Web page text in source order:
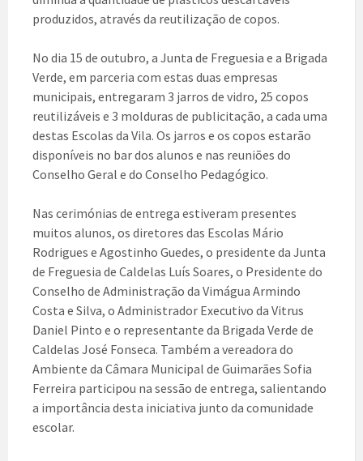
produzidos, através da reutilização de copos.
No dia 15 de outubro, a Junta de Freguesia e a Brigada
Verde, em parceria com estas duas empresas
municipais, entregaram 3 jarros de vidro, 25 copos
reutilizáveis e 3 molduras de publicitação, a cada uma
destas Escolas da Vila. Os jarros e os copos estarão
disponíveis no bar dos alunos e nas reuniões do
Conselho Geral e do Conselho Pedagógico.
Nas cerimónias de entrega estiveram presentes
muitos alunos, os diretores das Escolas Mário
Rodrigues e Agostinho Guedes, o presidente da Junta
de Freguesia de Caldelas Luís Soares, o Presidente do
Conselho de Administração da Vimágua Armindo
Costa e Silva, o Administrador Executivo da Vitrus
Daniel Pinto e o representante da Brigada Verde de
Caldelas José Fonseca. Também a vereadora do
Ambiente da Câmara Municipal de Guimarães Sofia
Ferreira participou na sessão de entrega, salientando
a importância desta iniciativa junto da comunidade
escolar.